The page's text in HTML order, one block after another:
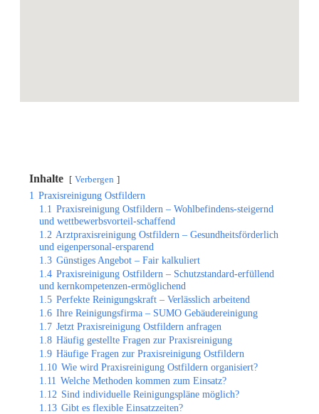
Inhalte Verbergen
1 Praxisreinigung Ostfildern
1.1 Praxisreinigung Ostfildern – Wohlbefindens-steigernd
und wettbewerbsvorteil-schaffend
1.2 Arztpraxisreinigung Ostfildern – Gesundheitsförderlich
und eigenpersonal-ersparend
1.3 Günstiges Angebot – Fair kalkuliert
1.4 Praxisreinigung Ostfildern – Schutzstandard-erfüllend
und kernkompetenzen-ermöglichend
1.5 Perfekte Reinigungskraft – Verlässlich arbeitend
1.6 Ihre Reinigungsfirma – SUMO Gebäudereinigung
1.7 Jetzt Praxisreinigung Ostfildern anfragen
1.8 Häufig gestellte Fragen zur Praxisreinigung
1.9 Häufige Fragen zur Praxisreinigung Ostfildern
1.10 Wie wird Praxisreinigung Ostfildern organisiert?
1.11 Welche Methoden kommen zum Einsatz?
1.12 Sind individuelle Reinigungspläne möglich?
1.13 Gibt es flexible Einsatzzeiten?